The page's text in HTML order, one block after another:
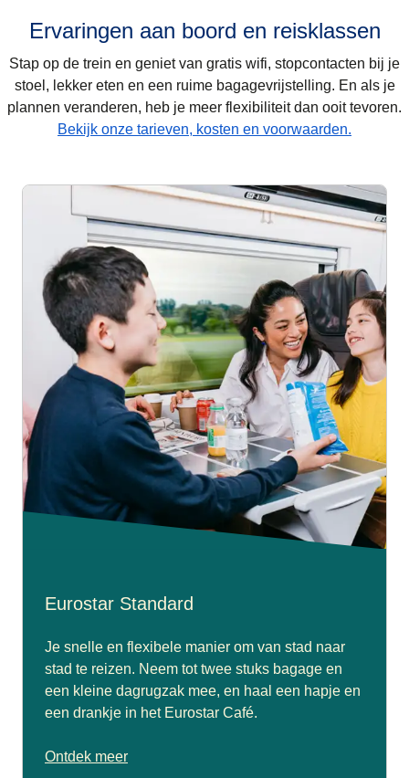
Ervaringen aan boord en reisklassen
Stap op de trein en geniet van gratis wifi, stopcontacten bij je
stoel, lekker eten en een ruime bagagevrijstelling. En als je
plannen veranderen, heb je meer flexibiliteit dan ooit tevoren.
Bekijk onze tarieven, kosten en voorwaarden.
Eurostar Standard
Je snelle en flexibele manier om van stad naar
stad te reizen. Neem tot twee stuks bagage en
een kleine dagrugzak mee, en haal een hapje en
een drankje in het Eurostar Café.
Ontdek meer